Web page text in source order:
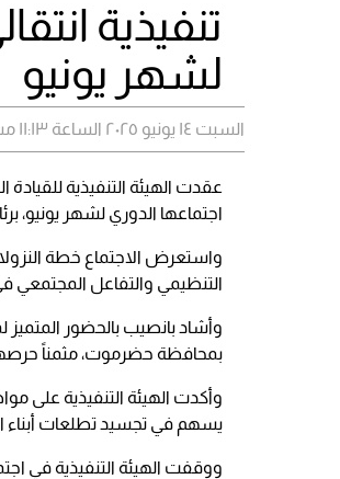
تنفيذية
لشهر يونيو
السبت ١٤ يونيو ٢٠٢٥ الساعة ١١:١٣ مساءً
عقدت الهيئة التنفيذية
اجتماعها الدوري لشهر يونيو،
واستعرض الاجتماع خطة النزولات
التنظيمي والتفاعل المجتمعي
وأشاد بانصيب بالحضور المتميز
بمحافظة حضرموت، مثمناً حرصهم
وأكدت الهيئة التنفيذية على
يسهم في تجسيد تطلعات أبناء
ووقفت الهيئة التنفيذية في